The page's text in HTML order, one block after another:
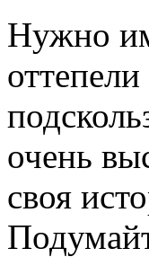
Нужно
очень
своя